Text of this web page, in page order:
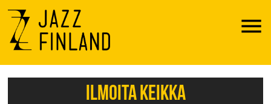
Menu
ILMOITA KEIKKA